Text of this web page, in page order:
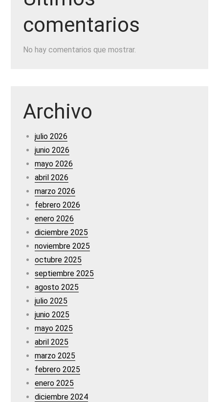
comentarios
No hay comentarios que mostrar.
Archivo
julio 2026
junio 2026
mayo 2026
abril 2026
marzo 2026
febrero 2026
enero 2026
diciembre 2025
noviembre 2025
octubre 2025
septiembre 2025
agosto 2025
julio 2025
junio 2025
mayo 2025
abril 2025
marzo 2025
febrero 2025
enero 2025
diciembre 2024